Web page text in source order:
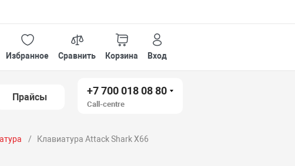
Избранное
Сравнить Корзина Вход
Прайсы
+7 700 018 08 80
Call-centre
Клавиатура Attack Shark X66